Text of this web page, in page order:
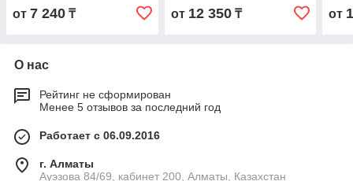
от 7 240 ₸ от 12 350₸ от
О нас
Рейтинг не сформирован
Менее 5 отзывов за последний год
Работает с 06.09.2016
г. Алматы
Ауэзова 84/69, кабинет 200, Алматы, Казахстан